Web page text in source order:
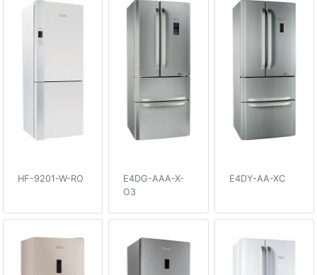
HF-9201-W-RO
E4DG-AAA-X-
O3
E4DY-AA-XC